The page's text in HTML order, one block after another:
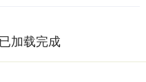
加载完成